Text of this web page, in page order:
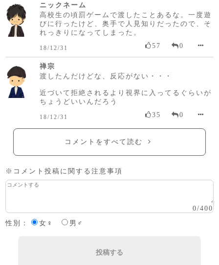
ニックネーム
高校生の頃罰ゲームで渡したことあるな。一度遊
びに行ったけど、奥手で人見知りだったので、そ
れっきりになってしまった。
18/12/31 57 0
禅宗
渡したんだけどな、反応がない・・・
近づいて拒絶されるより視界に入ってるぐらいが
ちょうどいいんだろう
18/12/31 35 0
コメントをすべて読む
※コメント投稿に関する注意事項
0/400
性別：
女♀ 男♂
投稿する